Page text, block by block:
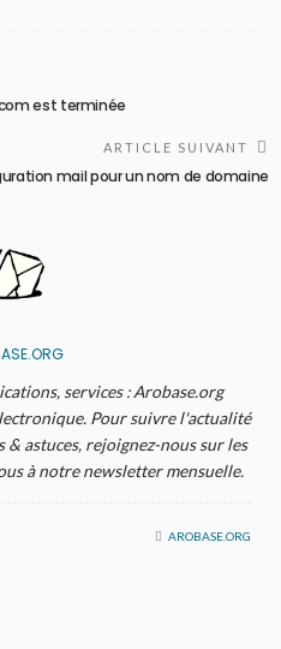
est terminée
ARTICLE SUIVANT
mail pour un nom de domaine
services : Arobase.org
Pour suivre l'actualité
astuces, rejoignez-nous sur les
à notre newsletter mensuelle.
AROBASE.ORG